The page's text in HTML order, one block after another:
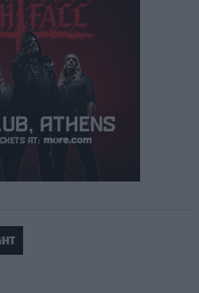
σχολιαστή του
άποψη του. Το έχει